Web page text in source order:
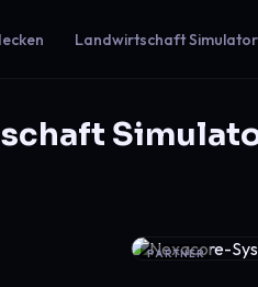
Landwirtschaft
PARTNER